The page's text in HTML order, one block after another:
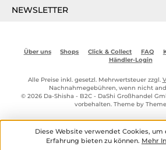
NEWSLETTER
Über uns Shops Click & Collect FAQ
Händler-Login
Alle Preise inkl. gesetzl. Mehrwertsteuer zzgl.
Nachnahmegebühren, wenn nicht
© 2026 Da-Shisha - B2C - DaShi Großhandel
vorbehalten. Theme by
Diese Website verwendet Cookies,
Erfahrung bieten zu können. Mehr